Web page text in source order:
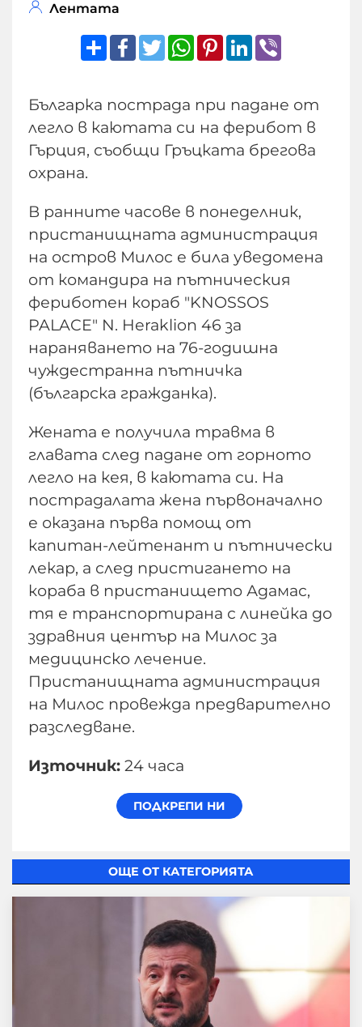
Лентата
ShareFacebook
TwitterWhatsApp
Pinterest
LinkedIn
Българка пострада при падане от
легло в каютата си на ферибот в
Гърция, съобщи Гръцката брегова
охрана.
В ранните часове в понеделник,
пристанищната администрация
на остров Милос е била уведомена
от командира на пътническия
фериботен кораб "KNOSSOS
PALACE" N. Heraklion 46 за
нараняването на 76-годишна
чуждестранна пътничка
(българска гражданка).
Жената е получила травма в
главата след падане от горното
легло на кея, в каютата си. На
пострадалата жена първоначално
е оказана първа помощ от
капитан-лейтенант и пътнически
лекар, а след пристигането на
кораба в пристанището Адамас,
тя е транспортирана с линейка до
здравния център на Милос за
медицинско лечение.
Пристанищната администрация
на Милос провежда предварително
разследване.
Източник: 24 часа
ОЩЕ ОТ КАТЕГОРИЯТА